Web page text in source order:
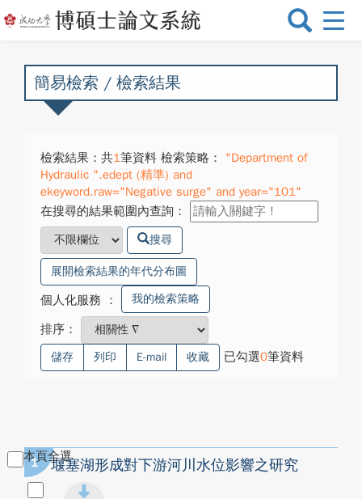
選
換
簡易檢索 / 檢索結果
檢索結果：共1筆資料 檢索策略：
"Department of
Hydraulic ".edept (精準) and
ekeyword.raw="Negative surge" and year="101"
在搜尋的結果範圍內查詢：
搜尋
展開檢索結果的年代分布圖
個人化服務 ： 我的檢索策略
排序：
儲存 列印 E-mail 收藏 已勾選0筆資料
本頁全選
1 堰塞湖形成對下游河川水位影響之研究